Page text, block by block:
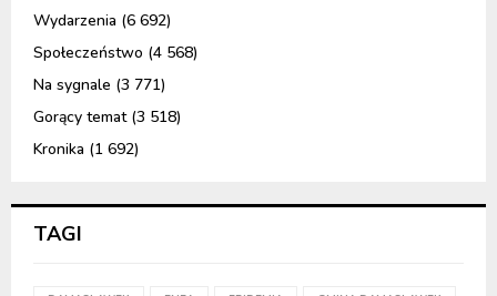
Wydarzenia (6 692)
Społeczeństwo (4 568)
Na sygnale (3 771)
Gorący temat(3 518)
Kronika (1 692)
TAGI